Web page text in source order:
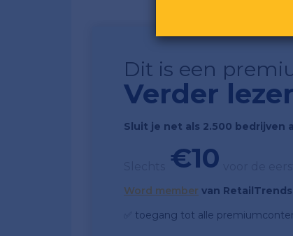
Dit is een
Verder
Sluit je net als 2.500 bedrijven
€10
Word member van
✅ toegang tot alle